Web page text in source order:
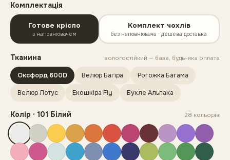
Комплектація
Готове крісло
з наповнювачем
Комплект чохлів
без наповнювача · дешева доставка
Тканина вологостійкий — база, будь-яка оплата
Оксфорд 600D Велюр Багіра Рогожка Багама
Велюр Лотус Екошкіра Fly Букле Альпака
Колір · 101 Білий 28 кольорів